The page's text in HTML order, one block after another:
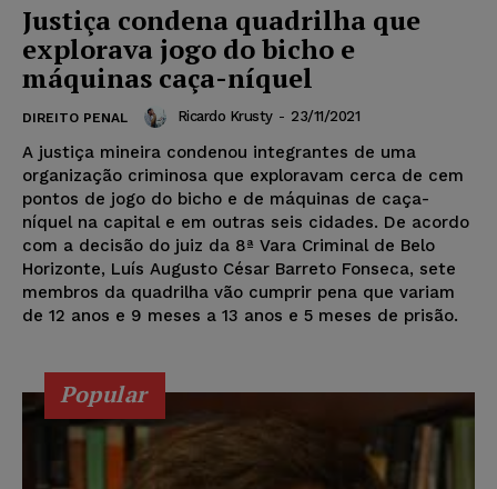
Justiça condena quadrilha que
explorava jogo do bicho e
máquinas caça-níquel
DIREITO PENAL Ricardo Krusty - 23/11/2021
A justiça mineira condenou integrantes de uma
organização criminosa que exploravam cerca de cem
pontos de jogo do bicho e de máquinas de caça-
níquel na capital e em outras seis cidades. De acordo
com a decisão do juiz da 8ª Vara Criminal de Belo
Horizonte, Luís Augusto César Barreto Fonseca, sete
membros da quadrilha vão cumprir pena que variam
de 12 anos e 9 meses a 13 anos e 5 meses de prisão.
Popular